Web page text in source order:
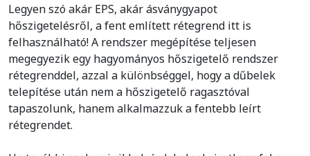
Legyen szó akár EPS, akár ásványgyapot
hőszigetelésről, a fent említett rétegrend itt is
felhasználható! A rendszer megépítése teljesen
megegyezik egy hagyományos hőszigetelő rendszer
rétegrenddel, azzal a különbséggel, hogy a dűbelek
telepítése után nem a hőszigetelő ragasztóval
tapaszolunk, hanem alkalmazzuk a fentebb leírt
rétegrendet.